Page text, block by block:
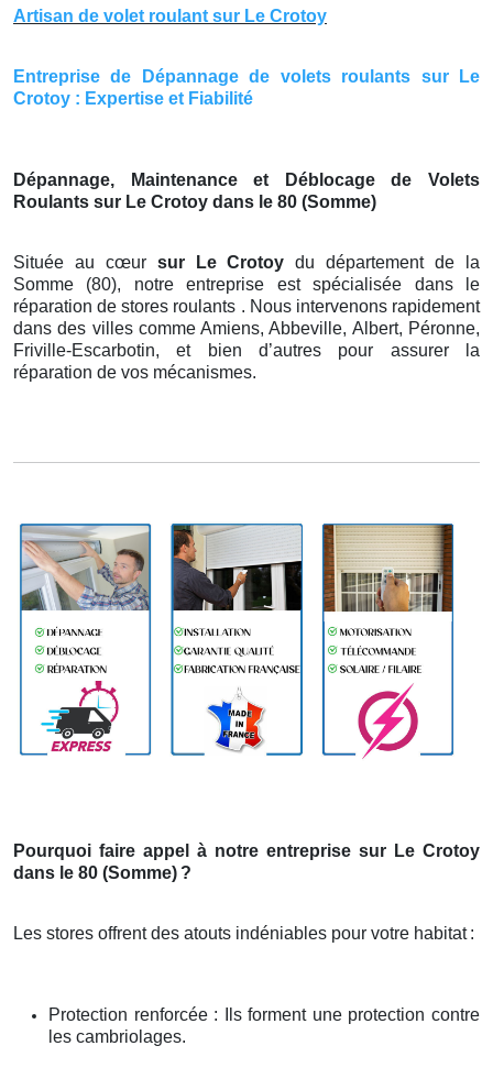
Artisan de volet roulant sur Le Crotoy
Entreprise de Dépannage de volets roulants sur Le
Crotoy : Expertise et Fiabilité
Dépannage, Maintenance et Déblocage de Volets
Roulants sur Le Crotoy dans le 80 (Somme)
Située au cœur sur Le Crotoydu département de la
Somme (80), notre entreprise est spécialisée dans le
réparation de stores roulants . Nous intervenons rapidement
dans des villes comme Amiens, Abbeville, Albert, Péronne,
Friville-Escarbotin, et bien d’autres pour assurer la
réparation de vos mécanismes.
Pourquoi faire appel à notre entreprise sur Le Crotoy
dans le 80 (Somme) ?
Les stores offrent des atouts indéniables pour votre habitat :
Protection renforcée : Ils forment une protection contre
les cambriolages.